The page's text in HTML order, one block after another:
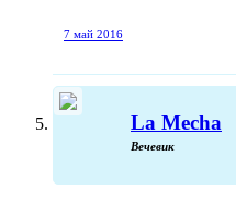
7 май 2016
La Mecha
Вечевик